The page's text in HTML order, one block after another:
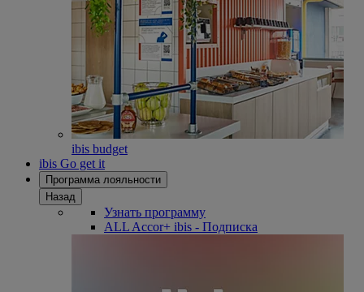
ibis budget
ibis Go get it
Программа лояльности
Назад
Узнать программу
ALL Accor+ ibis - Подписка